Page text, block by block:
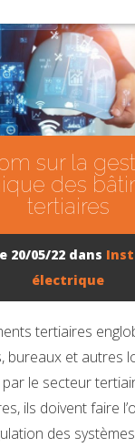
sur la
des
tertiaires
20/05/22 dans
électrique
tertiaires
bureaux et autres
le secteur
ils doivent faire
des